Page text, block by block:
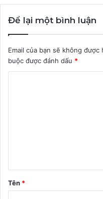
Để lại một bình luận
Email của bạn sẽ không được
buộc được đánh dấu *
ậ
n
Tên *